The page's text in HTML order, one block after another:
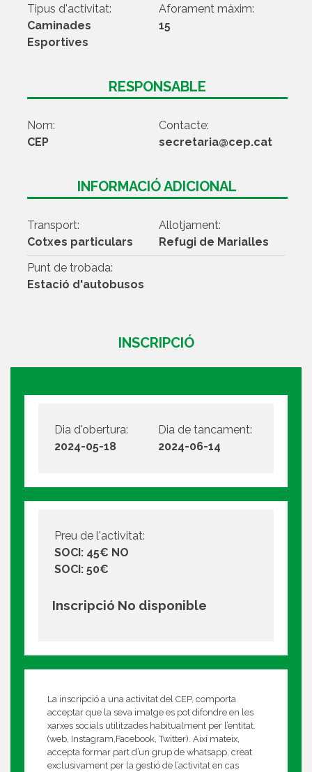
Tipus d'activitat:
Caminades
Esportives
Aforament màxim:
15
RESPONSABLE
Nom:
CEP
Contacte:
secretaria@cep.cat
INFORMACIÓ ADICIONAL
Transport:
Cotxes particulars
Allotjament:
Refugi de Marialles
Punt de trobada:
Estació d'autobusos
INSCRIPCIÓ
Dia d'obertura:
2024-05-18
Dia de tancament:
2024-06-14
Preu de l'activitat:
SOCI: 45€ NO
SOCI: 50€
Inscripció No disponible
La inscripció a una activitat del CEP, comporta
acceptar que la seva imatge es pot difondre en les
xarxes socials utilitzades habitualment per l’entitat.
(web, Instagram,Facebook, Twitter). Així mateix,
accepta formar part d’un grup de whatsapp, creat
exclusivament per la gestió de l’activitat en cas